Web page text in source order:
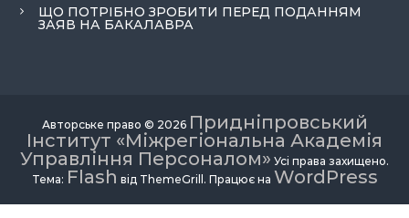
ЩО ПОТРІБНО ЗРОБИТИ ПЕРЕД ПОДАННЯМ
ЗАЯВ НА БАКАЛАВРА
Авторське право © 2026 Придніпровський
Інститут «Міжрегіональна Академія
Управління Персоналом» Усі права захищено.
Тема: Flash від ThemeGrill. Працює на WordPress